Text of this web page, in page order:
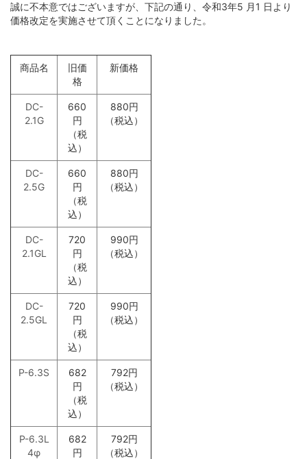
キャブタイヤ・丸形・平行形ケーブル
シールド・ロボットケーブル
高周波同軸ケーブル・コネクター
消防・通信計装・電話・USB・ネットワークLAN
屋内配線・電力ケーブル
カールコード
リボン・ツイスト・フラットケーブル
マグネットワイヤー
プラグ付きケーブル
シート・紐
スイッチ・電気設備
EMC・ノイズ対策製品
プラスチックボビン
ケミカル製品
電設資材 特価処分品
ホットボンド・グルーガン
ヒートガン･シュリンク関連
テスター・その他工具
店舗オリジナル配線材
自作セット商品
楽器用ケーブル・その他商品
映像ケーブル
グランドボックス（仮想アース装置）
アナログ･レコードアクセサリー
インシュレーター・スパイク・スタビライザー
シート・テープ
各種コネクター類
各種配線材
各種チューブ
クリーナー・メンテナンス
はんだ・工具
アクセサリー
オヤイデ店舗限定オリジナルリケーブル
SONG'S-AUDIO
DJ用ケーブル
DTM・レコーディング向け
インターコネクトケーブル(RCA)
インターコネクトケーブル(XLR)
インターコネクトケーブル（1/4インチフォーン）
デジタル＆クロックケーブル
各種コネクター
切り売りケーブル
壁コンセント/コンセントプレート
スピーカーケーブル
スピーカーケーブル切り売り
インターコネクトケーブル（RCA）
インターコネクトケーブル（XLR）
インターコネクトケーブル切り売り
デジタルケーブル
デジタルケーブル切り売り
アナログフォノケーブル
アナログアクセサリー
インターコネクトケーブル（RCA）
インターコネクトケーブル（XLR）
インターコネクトケーブル（1/4インチフォーン）
切り売りケーブル
各種コネクター
ケーブルアクセサリー
誠に不本意ではございますが、下記の通り、令和3年5 月1 日より
価格改定を実施させて頂くことになりました。
商品名
旧価
格
新価格
DC-
2.1G
660
円
（税
込）
880円
（税込）
DC-
2.5G
660
円
（税
込）
880円
（税込）
DC-
2.1GL
720
円
（税
込）
990円
（税込）
DC-
2.5GL
720
円
（税
込）
990円
（税込）
P-6.3S
682
円
（税
込）
792円
（税込）
P-6.3L
4φ
682
円
792円
（税込）